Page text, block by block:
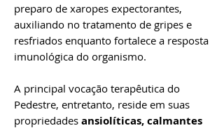
preparo de xaropes expectorantes,
auxiliando no tratamento de gripes e
resfriados enquanto fortalece a resposta
imunológica do organismo.
A principal vocação terapêutica do
Pedestre, entretanto, reside em suas
propriedades ansiolíticas, calmantes